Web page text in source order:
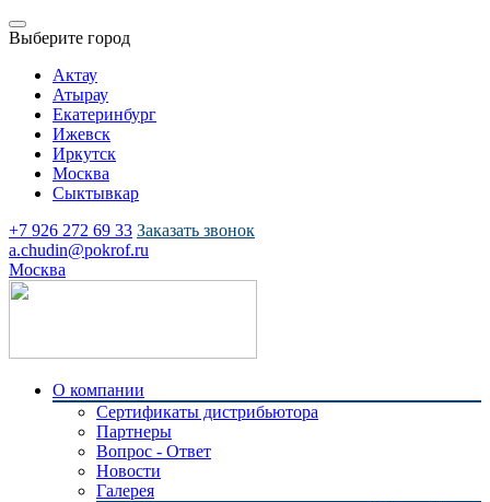
Выберите город
Актау
Атырау
Екатеринбург
Ижевск
Иркутск
Москва
Сыктывкар
+7 926 272 69 33 Заказать звонок
a.chudin@pokrof.ru
Москва
О компании
Сертификаты дистрибьютора
Партнеры
Вопрос - Ответ
Новости
Галерея